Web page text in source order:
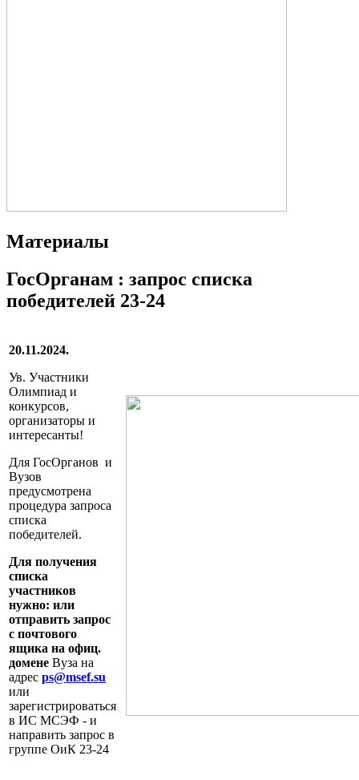
Материалы
ГосОрганам : запрос списка
победителей 23-24
20.11.2024.
Ув. Участники
Олимпиад и
конкурсов,
организаторы и
интересанты!
Для ГосОрганов и
Вузов
предусмотрена
процедура запроса
списка
победителей.
Для получения
списка
участников
нужно: или
отправить запрос
с почтового
ящика на офиц.
домене Вуза на
адрес ps@msef.su
или
зарегистрироваться
в ИС МСЭФ - и
направить запрос в
группе ОиК 23-24